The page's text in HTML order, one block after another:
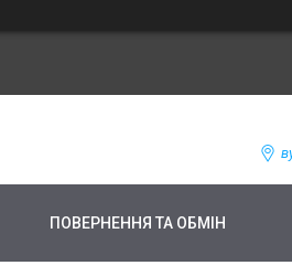
ПОВЕРНЕННЯ ТА ОБМІН